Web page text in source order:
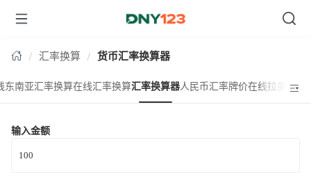
台湾
汇率换算 货币汇率换算器
东南亚汇率换算在线汇率换算汇率换算器人民币汇率牌价在线拉美汇率
输入金额